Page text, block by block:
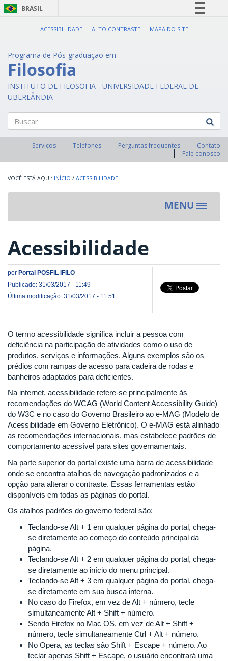
BRASIL
Legislação
ACESSIBILIDADE ALTO CONTRASTE MAPA DO SITE
Programa de Pós-graduação em
Filosofia
INSTITUTO DE FILOSOFIA - UNIVERSIDADE FEDERAL DE
UBERLÂNDIA
Buscar
Serviços Telefones Perguntas frequentes
Contato
Fale conosco
INÍCIO / ACESSIBILIDADE
MENU
Toggle
Acessibilidade
por Portal POSFIL IFILO
Publicado: 31/03/2017 - 11:49
Última modificação: 31/03/2017 - 11:51
O termo acessibilidade significa incluir a pessoa com
deficiência na participação de atividades como o uso de
produtos, serviços e informações. Alguns exemplos são os
prédios com rampas de acesso para cadeira de rodas e
banheiros adaptados para deficientes.
Na internet, acessibilidade refere-se principalmente às
recomendações do WCAG (World Content Accessibility Guide)
do W3C e no caso do Governo Brasileiro ao e-MAG (Modelo de
Acessibilidade em Governo Eletrônico). O e-MAG está alinhado
as recomendações internacionais, mas estabelece padrões de
comportamento acessível para sites governamentais.
Na parte superior do portal existe uma barra de acessibilidade
onde se encontra atalhos de navegação padronizados e a
opção para alterar o contraste. Essas ferramentas estão
disponíveis em todas as páginas do portal.
Os atalhos padrões do governo federal são:
Teclando-se Alt + 1 em qualquer página do portal, chega-
se diretamente ao começo do conteúdo principal da
página.
Teclando-se Alt + 2 em qualquer página do portal, chega-
se diretamente ao início do menu principal.
Teclando-se Alt + 3 em qualquer página do portal, chega-
se diretamente em sua busca interna.
No caso do Firefox, em vez de Alt + número, tecle
simultaneamente Alt + Shift + número.
Sendo Firefox no Mac OS, em vez de Alt + Shift +
número, tecle simultaneamente Ctrl + Alt + número.
No Opera, as teclas são Shift + Escape + número. Ao
teclar apenas Shift + Escape, o usuário encontrará uma